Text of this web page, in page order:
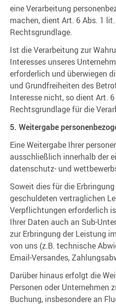
eine Verarbeitung
machen, dient Art. 6 Abs. 1
Rechtsgrundlage.
Ist die Verarbeitung zur
Interesses unseres
erforderlich und überwiegen
und Grundfreiheiten des
Interesse nicht, so dient Art.
Rechtsgrundlage für die
5. Weitergabe
Eine Weitergabe Ihrer
ausschließlich innerhalb der
datenschutz- und
Soweit dies für die
geschuldeten vertraglichen
Verpflichtungen erforderlich
Ihrer Daten auch an Sub-
zur Erbringung der Leistung
von uns (z.B. technische
Email-Versandes,
Darüber hinaus erfolgt die
Personen oder Unternehmen
Buchung, insbesondere an